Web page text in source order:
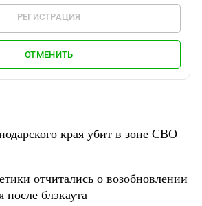
РЕГИСТРАЦИЯ
ОТМЕНИТЬ
края убит в зоне СВО
отчитались о возобновлении
после блэкаута